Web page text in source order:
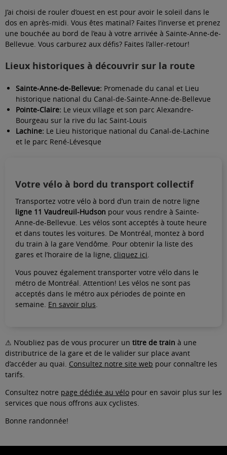
J’ai choisi de rouler d’ouest en est pour avoir le soleil dans le
dos en après-midi. Vous êtes matinal? Faites l’inverse et prenez
une bouchée au bord de l’eau à votre arrivée à Sainte-Anne-de-
Bellevue. Vous carburez aux défis? Faites l’aller-retour!
Lieux historiques à découvrir sur la route
Sainte-Anne-de-Bellevue: Promenade du canal et Lieu
historique national du Canal-de-Sainte-Anne-de-Bellevue
Pointe-Claire: Le vieux village et son parc Alexandre-
Bourgeau sur la rive du lac Saint-Louis
Lachine: Le Lieu historique national du Canal-de-Lachine
et le parc René-Lévesque
Votre vélo à bord du transport collectif
Transportez votre vélo à bord d’un train de notre ligne
ligne 11 Vaudreuil-Hudson pour vous rendre à Sainte-
Anne-de-Bellevue. Les vélos sont acceptés à toute heure
et dans toutes les voitures. De Montréal, montez à bord
du train à la gare Vendôme. Pour obtenir la liste des
gares et l’horaire de la ligne, cliquez ici.
Vous pouvez également transporter votre vélo dans le
métro de Montréal. Attention! Les vélos ne sont pas
acceptés dans le métro aux périodes de pointe en
semaine. En savoir plus.
⚠ N’oubliez pas de vous procurer un titre de train à une
distributrice de la gare et de le valider sur place avant
d’accéder au quai. Consultez notre site web pour connaître les
tarifs.
Consultez notre page dédiée au vélo pour en savoir plus sur les
services que nous offrons aux cyclistes.
Bonne randonnée!